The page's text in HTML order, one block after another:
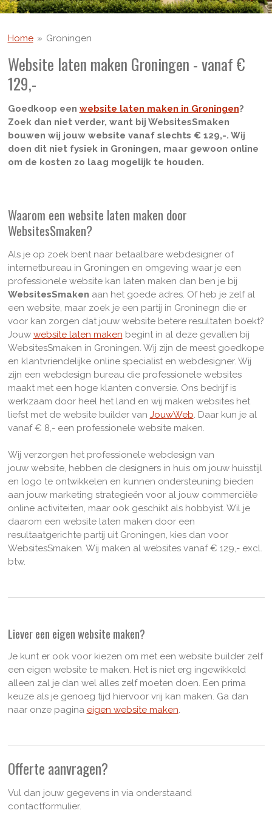
Home » Groningen
Website laten maken Groningen - vanaf €
129,-
Goedkoop een website laten maken in Groningen?
Zoek dan niet verder, want bij WebsitesSmaken
bouwen wij jouw website vanaf slechts € 129,-. Wij
doen dit niet fysiek in Groningen, maar gewoon online
om de kosten zo laag mogelijk te houden.
Waarom een website laten maken door
WebsitesSmaken?
Als je op zoek bent naar betaalbare webdesigner of
internetbureau in Groningen en omgeving waar je een
professionele website kan laten maken dan ben je bij
WebsitesSmaken aan het goede adres. Of heb je zelf al
een website, maar zoek je een partij in Groninegn die er
voor kan zorgen dat jouw website betere resultaten boekt?
Jouw website laten maken begint in al deze gevallen bij
WebsitesSmaken in Groningen. Wij zijn de meest goedkope
en klantvriendelijke online specialist en webdesigner. Wij
zijn een webdesign bureau die professionele websites
maakt met een hoge klanten conversie. Ons bedrijf is
werkzaam door heel het land en wij maken websites het
liefst met de website builder van JouwWeb. Daar kun je al
vanaf € 8,- een professionele website maken.
Wij verzorgen het professionele webdesign van
jouw website, hebben de designers in huis om jouw huisstijl
en logo te ontwikkelen en kunnen ondersteuning bieden
aan jouw marketing strategieën voor al jouw commerciële
online activiteiten, maar ook geschikt als hobbyist. Wil je
daarom een website laten maken door een
resultaatgerichte partij uit Groningen, kies dan voor
WebsitesSmaken. Wij maken al websites vanaf € 129,- excl.
btw.
Liever een eigen website maken?
Je kunt er ook voor kiezen om met een website builder zelf
een eigen website te maken. Het is niet erg ingewikkeld
alleen zal je dan wel alles zelf moeten doen. Een prima
keuze als je genoeg tijd hiervoor vrij kan maken. Ga dan
naar onze pagina eigen website maken.
Offerte aanvragen?
Vul dan jouw gegevens in via onderstaand
contactformulier.